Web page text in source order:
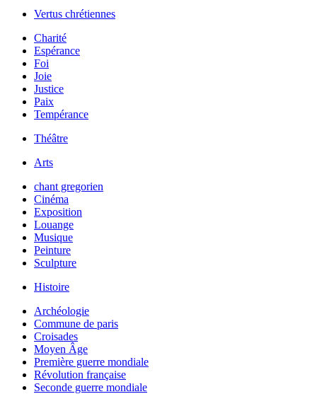
Vertus chrétiennes
Charité
Espérance
Foi
Joie
Justice
Paix
Tempérance
Théâtre
Arts
chant gregorien
Cinéma
Exposition
Louange
Musique
Peinture
Sculpture
Histoire
Archéologie
Commune de paris
Croisades
Moyen Âge
Première guerre mondiale
Révolution française
Seconde guerre mondiale